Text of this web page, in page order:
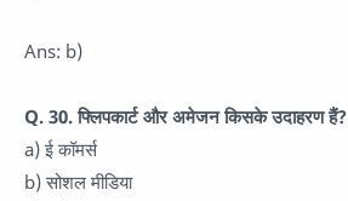
Ans: b)
Q. 30. फ्लिपकार्ट और अमेजन किसके उदाहरण हैं?
a) ई कॉमर्स
b) सोशल मीडिया